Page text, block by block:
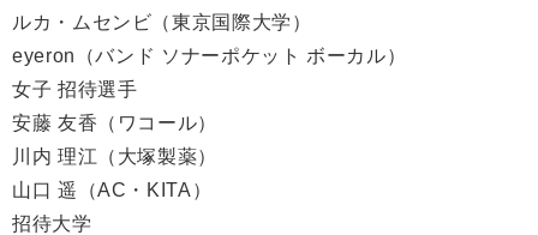
ルカ・ムセンビ（東京国際大学）
eyeron（バンド ソナーポケット ボーカル）
女子 招待選手
安藤 友香（ワコール）
川内 理江（大塚製薬）
山口 遥（AC・KITA）
招待大学